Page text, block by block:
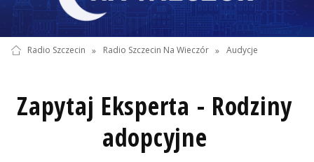
Radio Szczecin » Radio Szczecin Na Wieczór » Audycje
Zapytaj Eksperta - Rodziny
adopcyjne